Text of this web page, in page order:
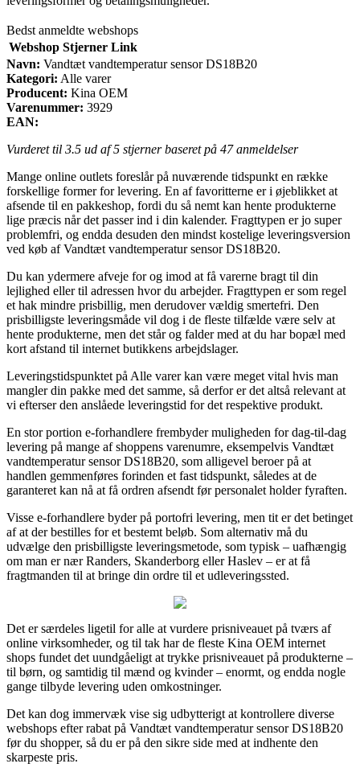
Bedst anmeldte webshops
Webshop Stjerner Link
Navn: Vandtæt vandtemperatur sensor DS18B20
Kategori: Alle varer
Producent: Kina OEM
Varenummer: 3929
EAN:
Vurderet til 3.5 ud af 5 stjerner baseret på 47anmeldelser
Mange online outlets foreslår på nuværende tidspunkt en række
forskellige former for levering. En af favoritterne er i øjeblikket at
afsende til en pakkeshop, fordi du så nemt kan hente produkterne
lige præcis når det passer ind i din kalender. Fragttypen er jo super
problemfri, og endda desuden den mindst kostelige leveringsversion
ved køb af Vandtæt vandtemperatur sensor DS18B20.
Du kan ydermere afveje for og imod at få varerne bragt til din
lejlighed eller til adressen hvor du arbejder. Fragttypen er som regel
et hak mindre prisbillig, men derudover vældig smertefri. Den
prisbilligste leveringsmåde vil dog i de fleste tilfælde være selv at
hente produkterne, men det står og falder med at du har bopæl med
kort afstand til internet butikkens arbejdslager.
Leveringstidspunktet på Alle varer kan være meget vital hvis man
mangler din pakke med det samme, så derfor er det altså relevant at
vi efterser den anslåede leveringstid for det respektive produkt.
En stor portion e-forhandlere frembyder muligheden for dag-til-dag
levering på mange af shoppens varenumre, eksempelvis Vandtæt
vandtemperatur sensor DS18B20, som alligevel beroer på at
handlen gemmenføres forinden et fast tidspunkt, således at de
garanteret kan nå at få ordren afsendt før personalet holder fyraften.
Visse e-forhandlere byder på portofri levering, men tit er det betinget
af at der bestilles for et bestemt beløb. Som alternativ må du
udvælge den prisbilligste leveringsmetode, som typisk – uafhængig
om man er nær Randers, Skanderborg eller Haslev – er at få
fragtmanden til at bringe din ordre til et udleveringssted.
Det er særdeles ligetil for alle at vurdere prisniveauet på tværs af
online virksomheder, og til tak har de fleste Kina OEM internet
shops fundet det uundgåeligt at trykke prisniveauet på produkterne –
til børn, og samtidig til mænd og kvinder – enormt, og endda nogle
gange tilbyde levering uden omkostninger.
Det kan dog immervæk vise sig udbytterigt at kontrollere diverse
webshops efter rabat på Vandtæt vandtemperatur sensor DS18B20
før du shopper, så du er på den sikre side med at indhente den
skarpeste pris.